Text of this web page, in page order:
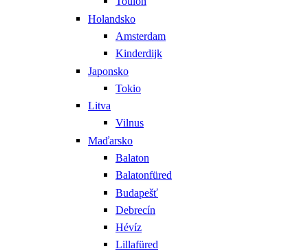
Holandsko
Amsterdam
Kinderdijk
Japonsko
Tokio
Litva
Vilnus
Maďarsko
Balaton
Balatonfüred
Budapešť
Debrecín
Hévíz
Lillafüred